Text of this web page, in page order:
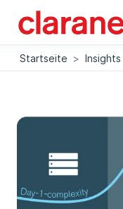
Startseite > Insights